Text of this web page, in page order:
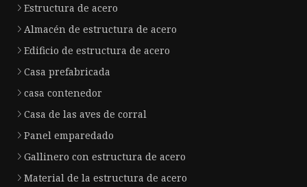
Estructura de acero
Almacén de estructura de acero
Edificio de estructura de acero
Casa prefabricada
casa contenedor
Casa de las aves de corral
Panel emparedado
Gallinero con estructura de acero
Material de la estructura de acero